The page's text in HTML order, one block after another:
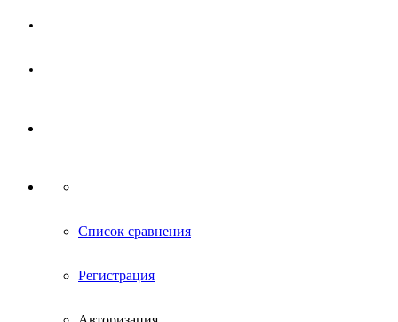
Список сравнения
Регистрация